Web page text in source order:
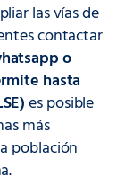
las vías de
contactar
o
hasta
es posible
más
población